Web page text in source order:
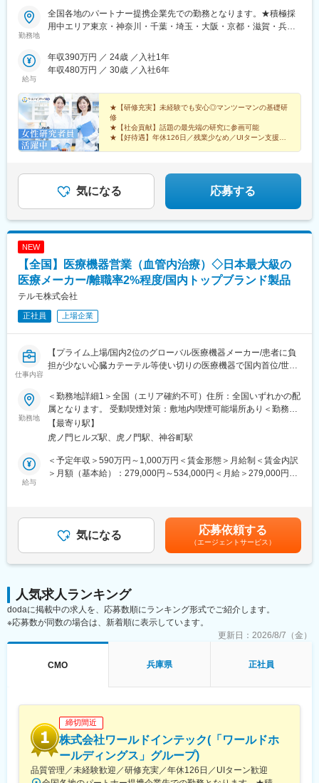
勤務地
全国各地のパートナー提携企業先での勤務となります。★積極採
用中エリア東京・神奈川・千葉・埼玉・大阪・京都・滋賀・兵
プロジェクトを用意。※勤務地は希望を最大限考慮して決定しま
す。※U・Iターン歓迎！住宅補助あり（月6万7000円まで会社補
助）＼NEW！エリア制度導入／全国でスキルを伸ばしたい方も、
細は選考時にご案内いたします。【配属先企業の一例】中外製薬
株式会社中外製薬工業株式会社株式会社明治堺化学工業株式会社
日本化薬株式会社日東電工株式会社 豊橋事業所ニプロファーマ株
式会社 大舘工場株式会社カネカ株式会社DNPファインケミカル宇
都宮株式会社中外医科学研究所東邦チタニウム株式会社高田製薬
化学EMS株式会社株式会社エネコート 他
給与
年収390万円 ／ 24歳 ／入社1年
年収480万円 ／ 30歳 ／入社6年
★【研修充実】未経験でも安心◎マンツーマンの基礎研
修
★【社会貢献】話題の最先端の研究に参画可能
★【好待遇】年休126日／残業少なめ／UIターン支援充
気になる 応募する
NEW
【全国】医療機器営業（血管内治療）◇日本最大級の
医療メーカー/離職率2%程度/国内トップブランド製品
テルモ株式会社
正社員 上場企業
仕事内容
【プライム上場/国内2位のグローバル医療機器メーカー/患者に負
担が少ない心臓カテーテル等使い切りの医療機器で国内首位/世界
■メインミッション：
担当エリアの病院（主に医師）に対し、当社のインターベンショ
ナルシステムズ事業（血管内治療）にて扱っている製品を提案し
ていただきます。
製品の販売、サービスの提供を通じて医療現場の改題を解決する
ことで医療に貢献し、テルモブランドを育成することがミッショ
ンです。
・担当製品の販売活動、各種販促イベントの企画運営
・製品適正使用のための技術サポート（手術の立会いあり）
・製品適正使用に必要となる文献・資料・製品関連情報の提供
■担当製品：
心臓や下肢の血管の病気に対し、カテーテルを用いて治療する
「バスキュラーインターベンション（血管内カテーテル治療）」
肝臓がんの化学療法「インターベンショナルオンコロジー」に関
医師が求める操作性や品質を追求するとともに、患者さんの身体
https://www.terumo.co.jp/business/tis
■配属エリア：
国内支店のいずれかの配属となります。それぞれ在籍拠点をベー
スにチームでエリアを担当しています。業務を通じた「感動」と
勤務地
＜勤務地詳細1＞全国（エリア確約不可）住所：全国いずれかの配
属となります。 受動喫煙対策：敷地内喫煙可能場所あり＜勤務地
詳細2＞虎ノ門ヒルズステーションタワー住所：東京都港区虎ノ門
２丁目６－１ 虎ノ門ヒルズ ステーションタワー 受動喫煙対策：
ートワーク含む）
【最寄り駅】
虎ノ門ヒルズ駅、虎ノ門駅、神谷町駅
給与
＜予定年収＞590万円～1,000万円＜賃金形態＞月給制＜賃金内訳
＞月額（基本給）：279,000円～534,000円＜月給＞279,000円～
はあくまでも目安の金額であり、選考を通じて上下する可能性が
あります。月給(月額)は固定手当を含めた表記です。
気になる 応募依頼する
（エージェントサービス）
人気求人ランキング
dodaに掲載中の求人を、応募数順にランキング形式でご紹介します。
※応募数が同数の場合は、新着順に表示しています。
更新日： 2026/8/7（金）
CMO 兵庫県 正社員
締切間近
株式会社ワールドインテック(「ワールドホ
ールディングス」グループ)
品質管理／未経験歓迎／研修充実／年休126日／UIターン歓迎